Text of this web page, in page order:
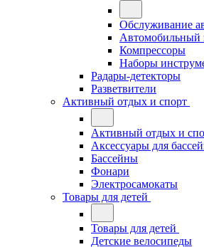
Обслуживание
Автомобильный
Компрессоры
Наборы
Радары-детекторы
Разветвители
Активный отдых и спорт
Активный отдых и
Аксессуары для
Бассейны
Фонари
Электросамокаты
Товары для детей
Товары для детей
Детские велосипеды